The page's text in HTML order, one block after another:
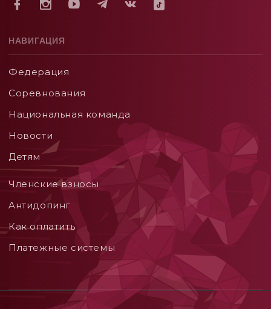
НАВИГАЦИЯ
Федерация
Соревнования
Национальная команда
Новости
Детям
Членские взносы
Aнтидопинг
Как оплатить
Платежные системы